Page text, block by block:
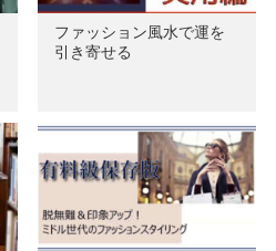
ファッション風水で運を
引き寄せる